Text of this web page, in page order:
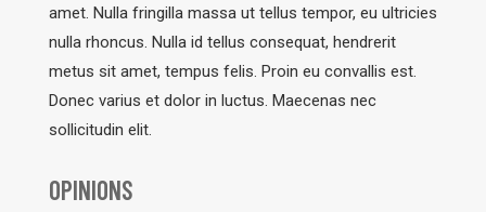
amet. Nulla fringilla massa ut tellus tempor, eu ultricies
nulla rhoncus. Nulla id tellus consequat, hendrerit
metus sit amet, tempus felis. Proin eu convallis est.
Donec varius et dolor in luctus. Maecenas nec
sollicitudin elit.
OPINIONS